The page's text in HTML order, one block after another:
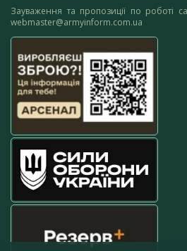
Зауваження та пропозиції по роботі
webmaster@armyinform.com.ua